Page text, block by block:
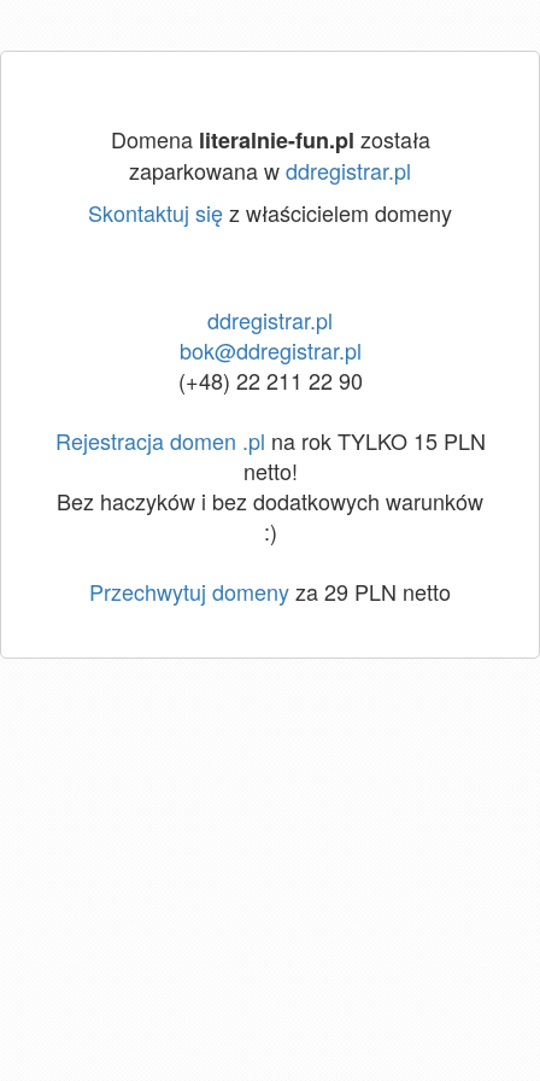
Domena literalnie-fun.pl została
zaparkowana wddregistrar.pl
Skontaktuj sięz właścicielem domeny
ddregistrar.pl
bok@ddregistrar.pl
(+48) 22 211 22 90
Rejestracja domen .pl na rok TYLKO 15 PLN
netto!
Bez haczyków i bez dodatkowych warunków
:)
Przechwytuj domenyza 29 PLN netto